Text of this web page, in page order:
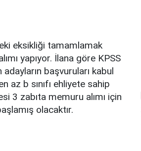
eksikliği tamamlamak
yapıyor. İlana göre KPSS
başvuruları kabul
az b sınıfı ehliyete sahip
3 zabıta memuru alımı için
olacaktır.